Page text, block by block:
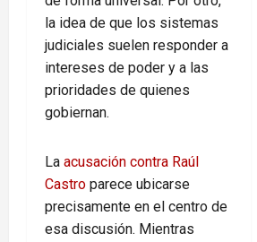
la idea de que los sistemas
judiciales suelen responder a
intereses de poder y a las
prioridades de quienes
gobiernan.
La acusación contra Raúl
Castro parece ubicarse
precisamente en el centro de
esa discusión. Mientras